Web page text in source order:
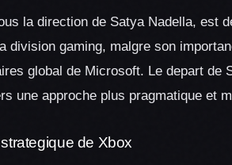
la direction de Satya Nadella, est
division gaming, malgre son
global de Microsoft. Le depart de
une approche plus pragmatique et
de Xbox